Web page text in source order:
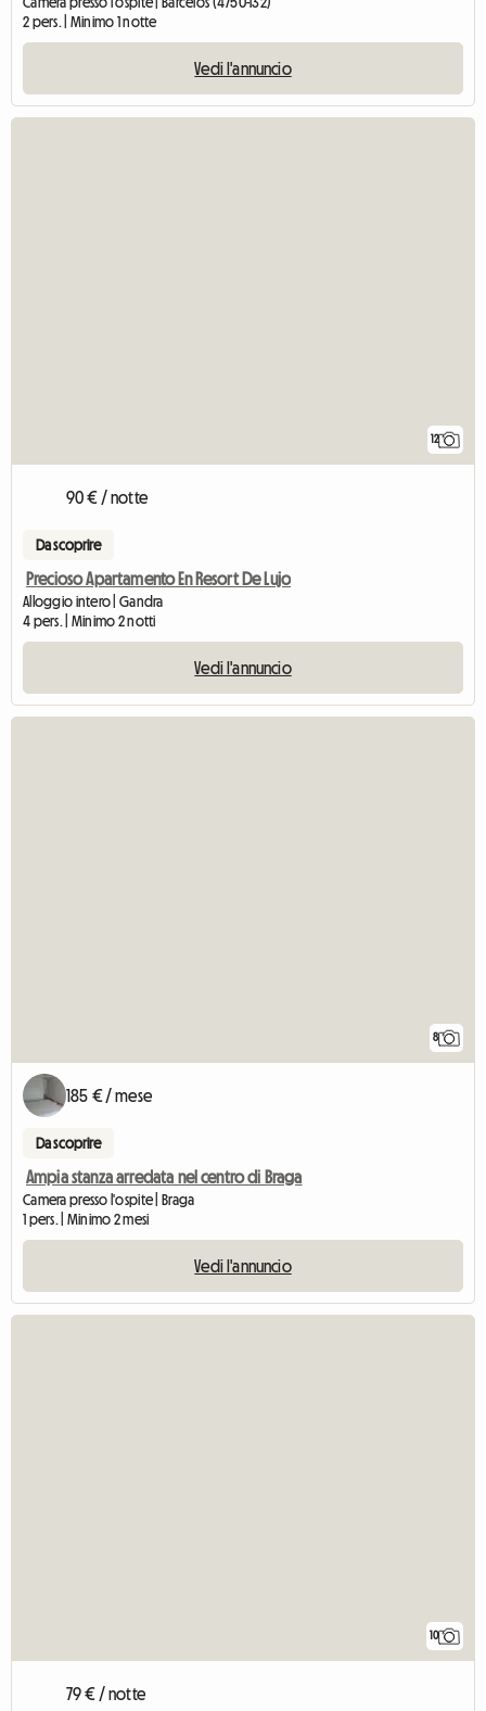
2 pers. | Minimo 1 notte
Vedi l'annuncio
12
90 € / notte
Da scoprire
Precioso Apartamento En Resort De Lujo
Alloggio intero | Gandra
4 pers. | Minimo 2 notti
Vedi l'annuncio
8
185 € / mese
Da scoprire
Ampia stanza arredata nel centro di Braga
Camera presso l'ospite | Braga
1 pers. | Minimo 2 mesi
Vedi l'annuncio
10
79 € / notte